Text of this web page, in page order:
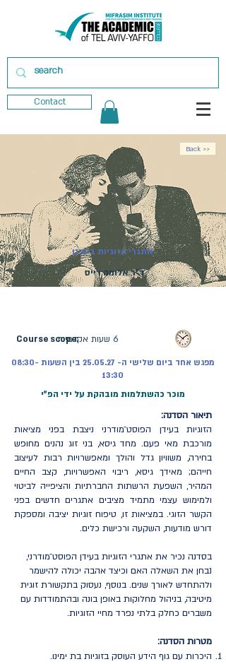
Contact
Back >>
אתגרי הזוגיות בימינו
ד"ר אלומה רייס
Course scope: 6 שעות אקדמיות
מפגש אחד ביום שלישי ה- 25.05.27 בין השעות 08:30-
13:30
מוכר כהשתלמות מובהקת על ידי הפ"י
תיאור הסדנה:
הזוגיות בעידן הפוסט־מודרני ניצבת בפני מציאות
מורכבת מאי פעם. מחד גיסא, בני זוג נהנים מחופש
בחירה, משוויון גדל והולך ומאפשרויות רבות לעיצוב
חייהם; מאידך גיסא, ריבוי האפשרויות, קצב החיים
המהיר, השפעת הרשתות החברתיות והציפייה לביטוי
ולמימוש עצמי מתמיד מציבים אתגרים חדשים בפני
הקשר הזוגי. במציאות זו, טיפוח זוגיות יציבה ומספקת
דורש מודעות, השקעה ורכישת כלים.
בסדנה נכיר את אתגרי הזוגיות בעידן הפוסט־מודרני,
נבחן את השאלה האם וכיצד אהבה יכולה להישמר
ולהתחדש לאורך שנים. בנוסף, נעסוק בתקשורת זוגית
מיטיבה, בניהול מחלוקות באופן בונה ובהתמודדות עם
משברים כחלק בלתי נפרד מחיי הזוגיות.
מטרות הסדנה:
היכרות עם גוף הידע העוסק בזוגיות בת ימינו.